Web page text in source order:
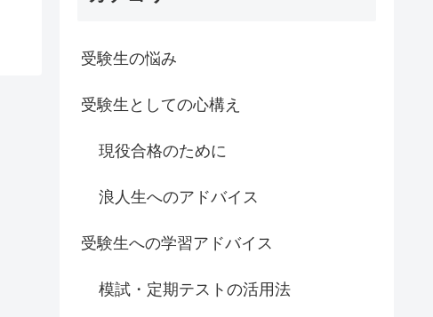
受験生の悩み
受験生としての心構え
現役合格のために
浪人生へのアドバイス
受験生への学習アドバイス
模試・定期テストの活用法